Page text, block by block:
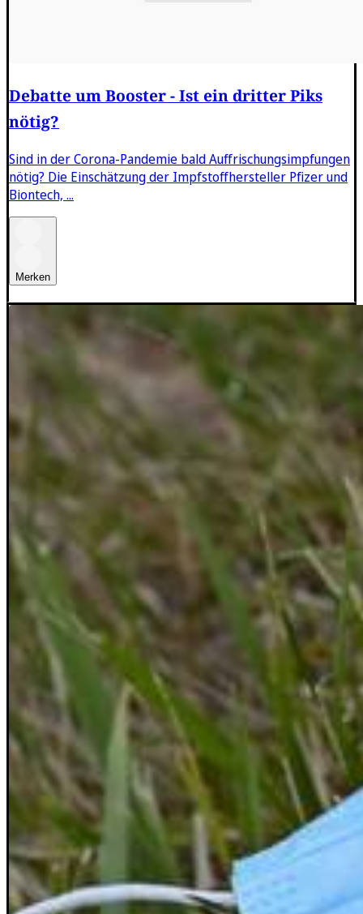
Debatte um Booster - Ist ein dritter Piks
nötig?
Sind in der Corona-Pandemie bald Auffrischungsimpfungen
nötig? Die Einschätzung der Impfstoffhersteller Pfizer und
Biontech, ...
Merken